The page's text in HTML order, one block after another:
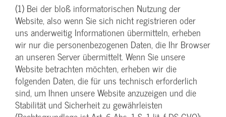
(1) Bei der bloß informatorischen Nutzung der
Website, also wenn Sie sich nicht registrieren oder
uns anderweitig Informationen übermitteln, erheben
wir nur die personenbezogenen Daten, die Ihr Browser
an unseren Server übermittelt. Wenn Sie unsere
Website betrachten möchten, erheben wir die
folgenden Daten, die für uns technisch erforderlich
sind, um Ihnen unsere Website anzuzeigen und die
Stabilität und Sicherheit zu gewährleisten